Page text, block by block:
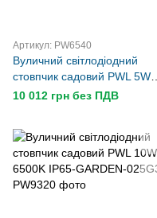
Артикул: PW6540
Вуличний світлодіодний
стовпчик садовий PWL 5W
6500К IP65 -GARDEN-
10 012 грн без ПДВ